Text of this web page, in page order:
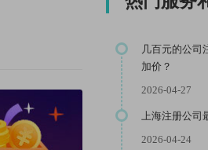
几百元的公司
加价？
2026-04-27
上海注册公司
2026-04-24